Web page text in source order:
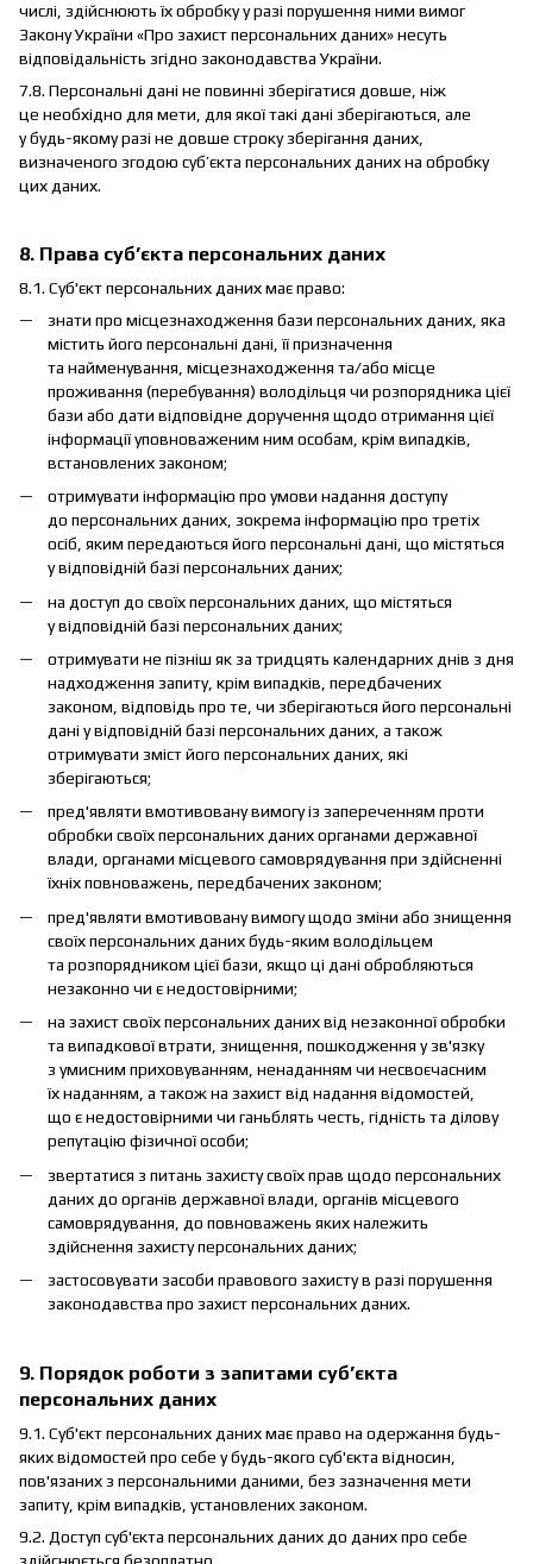
числі, здійснюють їх обробку у разі порушення ними вимог
Закону України «Про захист персональних даних» несуть
відповідальність згідно законодавства України.
7.8. Персональні дані не повинні зберігатися довше, ніж
це необхідно для мети, для якої такі дані зберігаються, але
у будь-якому разі не довше строку зберігання даних,
визначеного згодою суб’єкта персональних даних на обробку
цих даних.
8. Права суб’єкта персональних даних
8.1. Суб'єкт персональних даних має право:
знати про місцезнаходження бази персональних даних, яка
містить його персональні дані, її призначення
та найменування, місцезнаходження та/або місце
проживання (перебування) володільця чи розпорядника цієї
бази або дати відповідне доручення щодо отримання цієї
інформації уповноваженим ним особам, крім випадків,
встановлених законом;
отримувати інформацію про умови надання доступу
до персональних даних, зокрема інформацію про третіх
осіб, яким передаються його персональні дані, що містяться
у відповідній базі персональних даних;
на доступ до своїх персональних даних, що містяться
у відповідній базі персональних даних;
отримувати не пізніш як за тридцять календарних днів з дня
надходження запиту, крім випадків, передбачених
законом, відповідь про те, чи зберігаються його персональні
дані у відповідній базі персональних даних, а також
отримувати зміст його персональних даних, які
зберігаються;
пред'являти вмотивовану вимогу із запереченням проти
обробки своїх персональних даних органами державної
влади, органами місцевого самоврядування при здійсненні
їхніх повноважень, передбачених законом;
пред'являти вмотивовану вимогу щодо зміни або знищення
своїх персональних даних будь-яким володільцем
та розпорядником цієї бази, якщо ці дані обробляються
незаконно чи є недостовірними;
на захист своїх персональних даних від незаконної обробки
та випадкової втрати, знищення, пошкодження у зв'язку
з умисним приховуванням, ненаданням чи несвоєчасним
їх наданням, а також на захист від надання відомостей,
що є недостовірними чи ганьблять честь, гідність та ділову
репутацію фізичної особи;
звертатися з питань захисту своїх прав щодо персональних
даних до органів державної влади, органів місцевого
самоврядування, до повноважень яких належить
здійснення захисту персональних даних;
застосовувати засоби правового захисту в разі порушення
законодавства про захист персональних даних.
9. Порядок роботи з запитами суб’єкта
персональних даних
9.1. Суб'єкт персональних даних має право на одержання будь-
яких відомостей про себе у будь-якого суб'єкта відносин,
пов'язаних з персональними даними, без зазначення мети
запиту, крім випадків, установлених законом.
9.2. Доступ суб'єкта персональних даних до даних про себе